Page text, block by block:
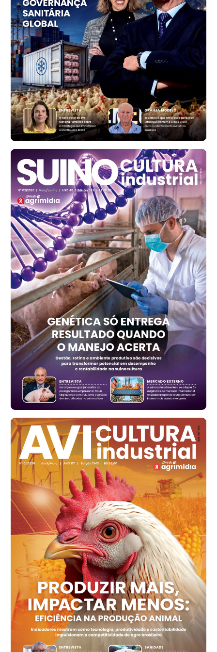
Vermelho
R$ 156,33
cx
Ovo Branco - Regional
Bastos (SP)
R$ 134,40
cx
Ovo Vermelho - Regional
Bastos (SP)
R$ 146,71
cx
SP
R$ 7,13
kg
Frango - Indicador
SP
R$ 7,15
kg
Trigo Atacado - Regional
PR
R$ 1.417,12
t
Trigo Atacado - Regional
RS
R$ 1.325,22
t
Ovo Vermelho - Regional
Vermelho
R$ 168,86
cx
Ovo Branco - Regional
Santa Maria do Jetibá (ES)
R$ 139,62
cx
Ovo Branco - Regional
Recife (PE)
R$ 144,92
cx
Ovo Vermelho - Regional
Recife (PE)
R$ 154,89
cx